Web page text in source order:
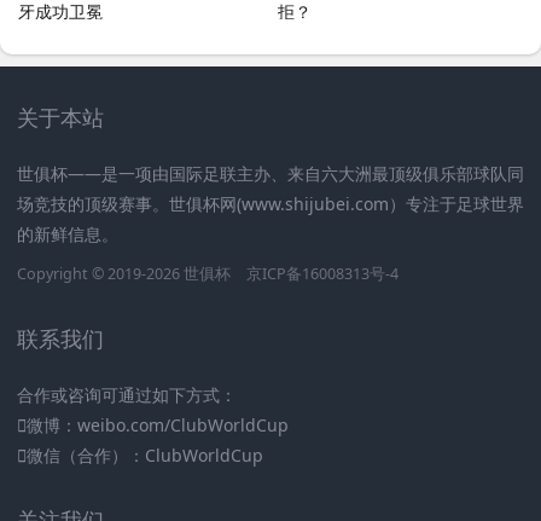
牙成功卫冕
拒？
关于本站
世俱杯——是一项由国际足联主办、来自六大洲最顶级俱乐部球队同
场竞技的顶级赛事。世俱杯网(www.shijubei.com）专注于足球世界
的新鲜信息。
Copyright © 2019-2026 世俱杯 京ICP备16008313号-4
联系我们
合作或咨询可通过如下方式：
微博：weibo.com/ClubWorldCup
微信（合作）：ClubWorldCup